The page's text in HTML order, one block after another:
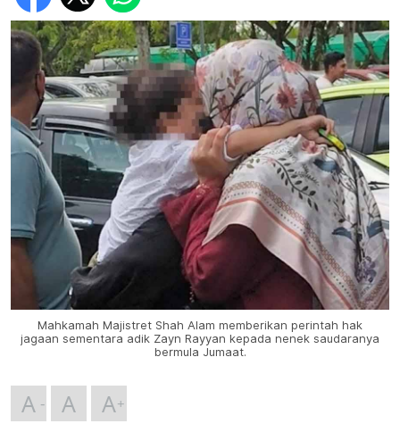
Mahkamah Majistret Shah Alam memberikan perintah hak
jagaan sementara adik Zayn Rayyan kepada nenek saudaranya
bermula Jumaat.
A A A